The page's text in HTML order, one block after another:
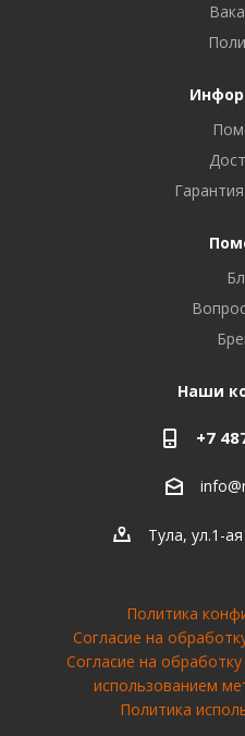
Наши
+7
Тула, ул.1-
Политика
Согласие на
Cогласие на
использованием
Политика